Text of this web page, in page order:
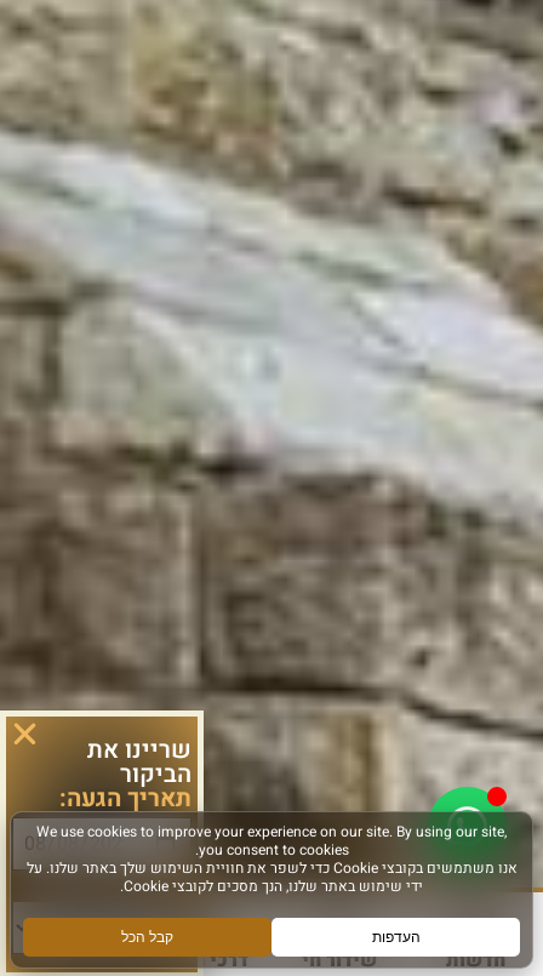
חדשות שידור חי דרכי הגעה עוד
שריינו את
הביקור
תאריך הגעה:
סוג פעילות: